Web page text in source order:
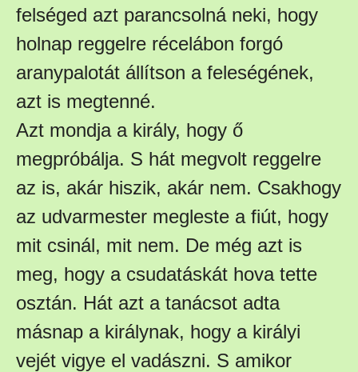
felséged azt parancsolná neki, hogy
holnap reggelre récelábon forgó
aranypalotát állítson a feleségének,
azt is megtenné.
Azt mondja a király, hogy ő
megpróbálja. S hát megvolt reggelre
az is, akár hiszik, akár nem. Csakhogy
az udvarmester megleste a fiút, hogy
mit csinál, mit nem. De még azt is
meg, hogy a csudatáskát hova tette
osztán. Hát azt a tanácsot adta
másnap a királynak, hogy a királyi
vejét vigye el vadászni. S amikor